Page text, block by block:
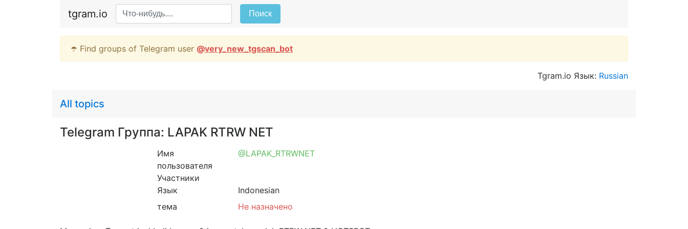
tgram.io Поиск
☂️ Find groups of Telegram user @very_new_tgscan_bot
Tgram.io Язык: Russian
All topics
Telegram Группа: LAPAK RTRW NET
Имя
пользователя
@LAPAK_RTRWNET
Участники
Язык
Indonesian
тема
Не назначено